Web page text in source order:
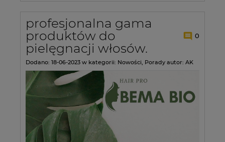
profesjonalna gama
produktów do
pielęgnacji włosów.
0
Dodano: 18-06-2023 w kategorii: Nowości, Porady autor: AK